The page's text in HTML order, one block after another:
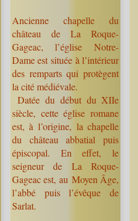
Ancienne chapelle du
château de La Roque-
Gageac, l’église Notre-
Dame est située à l’intérieur
des remparts qui protègent
la cité médiévale.
Datée du début du XIIe
siècle, cette église romane
est, à l’origine, la chapelle
du château abbatial puis
épiscopal. En effet, le
seigneur de La Roque-
Gageac est, au Moyen Âge,
l’abbé puis l’évêque de
Sarlat.